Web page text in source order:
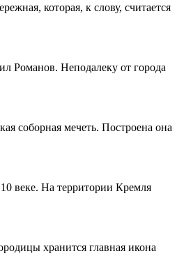
которая, к слову, считается
Романов. Неподалеку от города
соборная мечеть. Построена она
веке. На территории Кремля
хранится главная икона